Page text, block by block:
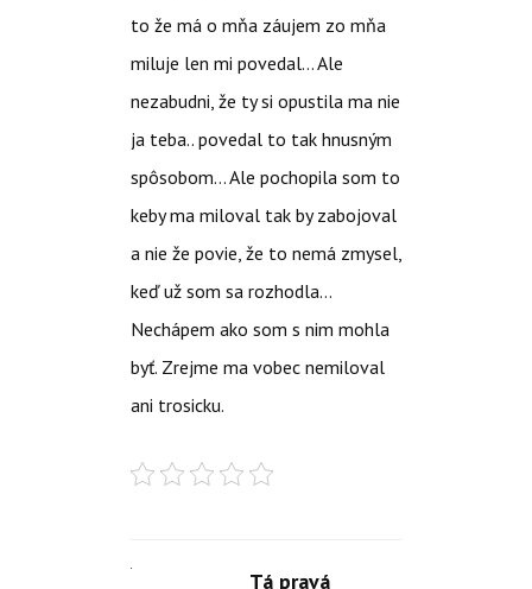
to že má o mňa záujem zo mňa
miluje len mi povedal… Ale
nezabudni, že ty si opustila ma nie
ja teba.. povedal to tak hnusným
spôsobom… Ale pochopila som to
keby ma miloval tak by zabojoval
a nie že povie, že to nemá zmysel,
keď už som sa rozhodla…
Nechápem ako som s nim mohla
byť. Zrejme ma vobec nemiloval
ani trosicku.
Tá pravá